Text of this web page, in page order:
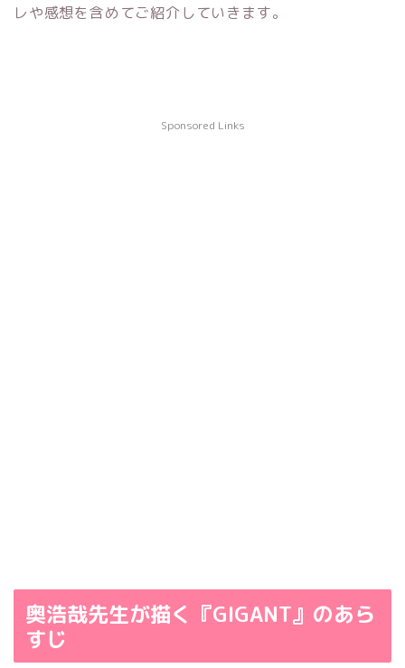
レや感想を含めてご紹介していきます。
Sponsored Links
奥浩哉先生が描く『GIGANT』のあら
すじ